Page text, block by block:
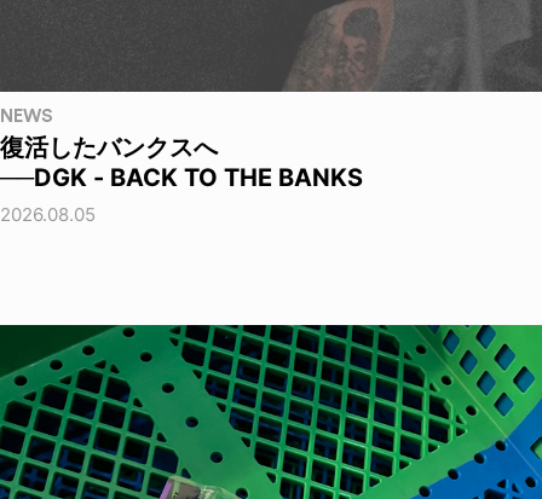
NEWS
復活したバンクスへ
──DGK - BACK TO THE BANKS
2026.08.05